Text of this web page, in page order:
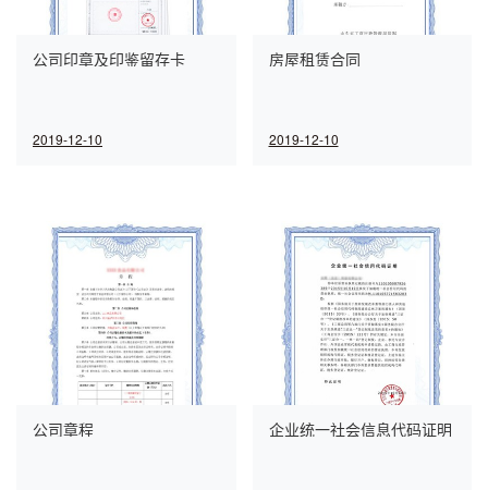
公司印章及印鉴留存卡
2019-12-10
房屋租赁合同
2019-12-10
公司章程 企业统一社会信息代码证明